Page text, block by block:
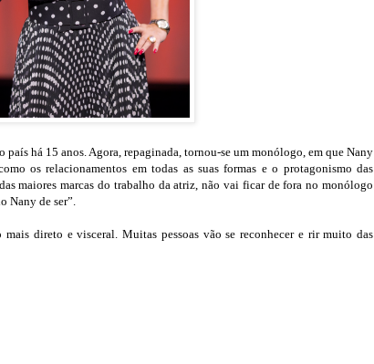
país há 15 anos. Agora, repaginada, tornou-se um monólogo, em que Nany
os relacionamentos em todas as suas formas e o protagonismo das
maiores marcas do trabalho da atriz, não vai ficar de fora no monólogo
Nany de ser”.
direto e visceral. Muitas pessoas vão se reconhecer e rir muito das